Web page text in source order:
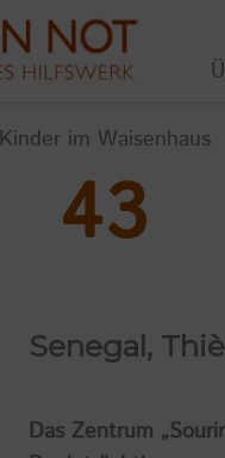
Kinder im Waisenhaus
43
Senegal,
Das Zentrum